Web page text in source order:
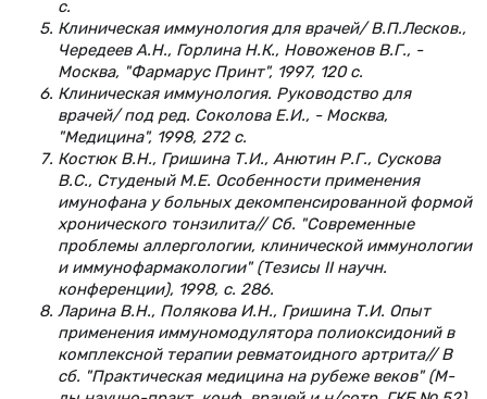
с.
Клиническая иммунология для врачей/ В.П.Лесков.,
Чередеев А.Н., Горлина Н.К., Новоженов В.Г., -
Москва, "Фармарус Принт", 1997, 120 с.
Клиническая иммунология. Руководство для
врачей/ под ред. Соколова Е.И., - Москва,
"Медицина", 1998, 272 с.
Костюк В.Н., Гришина Т.И., Анютин Р.Г., Сускова
В.С., Студеный М.Е. Особенности применения
имунофана у больных декомпенсированной формой
хронического тонзилита// Сб. "Современные
проблемы аллергологии, клинической иммунологии
и иммунофармакологии" (Тезисы II научн.
конференции), 1998, с. 286.
Ларина В.Н., Полякова И.Н., Гришина Т.И. Опыт
применения иммуномодулятора полиоксидоний в
комплексной терапии ревматоидного артрита// В
сб. "Практическая медицина на рубеже веков" (М-